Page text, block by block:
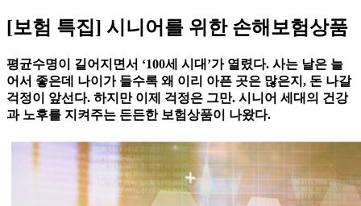
[보험 특집] 시니어를 위한 손해보험상품
평균수명이 길어지면서 ‘100세 시대’가 열렸다. 사는 날은 늘
어서 좋은데 나이가 들수록 왜 이리 아픈 곳은 많은지, 돈 나갈
걱정이 앞선다. 하지만 이제 걱정은 그만. 시니어 세대의 건강
과 노후를 지켜주는 든든한 보험상품이 나왔다.